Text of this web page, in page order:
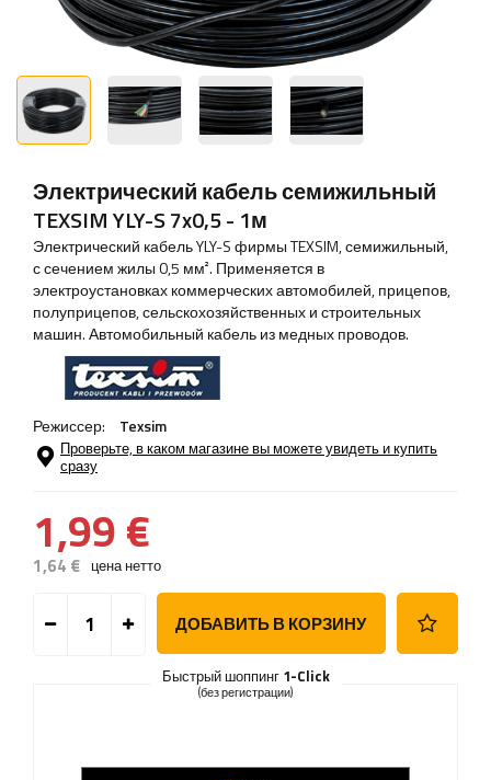
Электрический кабель семижильный
TEXSIM YLY-S 7x0,5 - 1м
Электрический кабель YLY-S фирмы TEXSIM, семижильный,
с сечением жилы 0,5 мм². Применяется в
электроустановках коммерческих автомобилей, прицепов,
полуприцепов, сельскохозяйственных и строительных
машин. Автомобильный кабель из медных проводов.
Режиссер: Texsim
Проверьте, в каком магазине вы можете увидеть и купить
сразу
1,99 €
1,64 € цена нетто
ДОБАВИТЬ В КОРЗИНУ
Быстрый шоппинг 1-Click
(без регистрации)